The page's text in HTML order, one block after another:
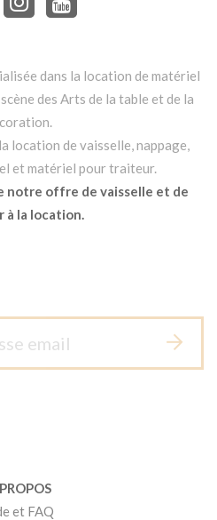
dans la location de matériel
des Arts de la table et de la
location de vaisselle, nappage,
et matériel pour traiteur.
notre offre de vaisselle et de
à la location.
et FAQ